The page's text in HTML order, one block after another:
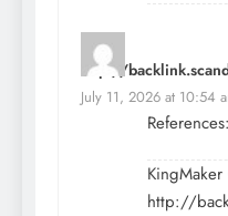
http://
July 11, 2026 at 10:54
References:
http://